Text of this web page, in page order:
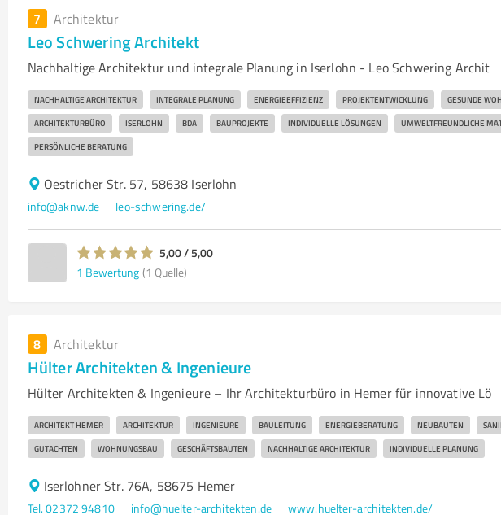
7 Architektur
Leo Schwering Architekt
Nachhaltige Architektur und integrale Planung in Iserlohn - Leo Schwering Archit
NACHHALTIGE ARCHITEKTUR INTEGRALE PLANUNG ENERGIEEFFIZIENZ PROJEKTENTWICKLUNG GESUNDE
ARCHITEKTURBÜRO ISERLOHN BDA BAUPROJEKTE INDIVIDUELLE LÖSUNGEN UMWELTFREUNDLICHE
PERSÖNLICHE BERATUNG
Oestricher Str. 57, 58638 Iserlohn
info@aknw.de leo-schwering.de/
5,00 / 5,00
1 Bewertung (1 Quelle)
8 Architektur
Hülter Architekten & Ingenieure
Hülter Architekten & Ingenieure – Ihr Architekturbüro in Hemer für innovative Lö
ARCHITEKT HEMER ARCHITEKTUR INGENIEURE BAULEITUNG ENERGIEBERATUNG NEUBAUTEN
GUTACHTEN WOHNUNGSBAU GESCHÄFTSBAUTEN NACHHALTIGE ARCHITEKTUR INDIVIDUELLE PLANUNG
Iserlohner Str. 76A, 58675 Hemer
Tel. 02372 94810 info@huelter-architekten.de www.huelter-architekten.de/